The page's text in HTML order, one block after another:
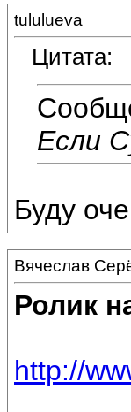
tululueva
Цитата:
Если
Буду
Вячеслав
Ролик
http://